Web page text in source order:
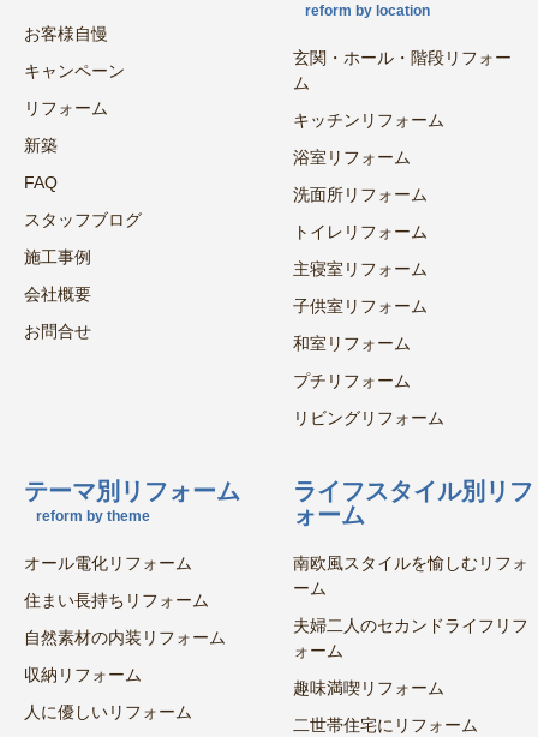
お客様自慢
キャンペーン
リフォーム
新築
FAQ
スタッフブログ
施工事例
会社概要
お問合せ
reform by location
玄関・ホール・階段リフォー
ム
キッチンリフォーム
浴室リフォーム
洗面所リフォーム
トイレリフォーム
主寝室リフォーム
子供室リフォーム
和室リフォーム
プチリフォーム
リビングリフォーム
テーマ別リフォーム
reform by theme
オール電化リフォーム
住まい長持ちリフォーム
自然素材の内装リフォーム
収納リフォーム
人に優しいリフォーム
ライフスタイル別リフ
ォーム
南欧風スタイルを愉しむリフォ
ーム
夫婦二人のセカンドライフリフ
ォーム
趣味満喫リフォーム
二世帯住宅にリフォーム